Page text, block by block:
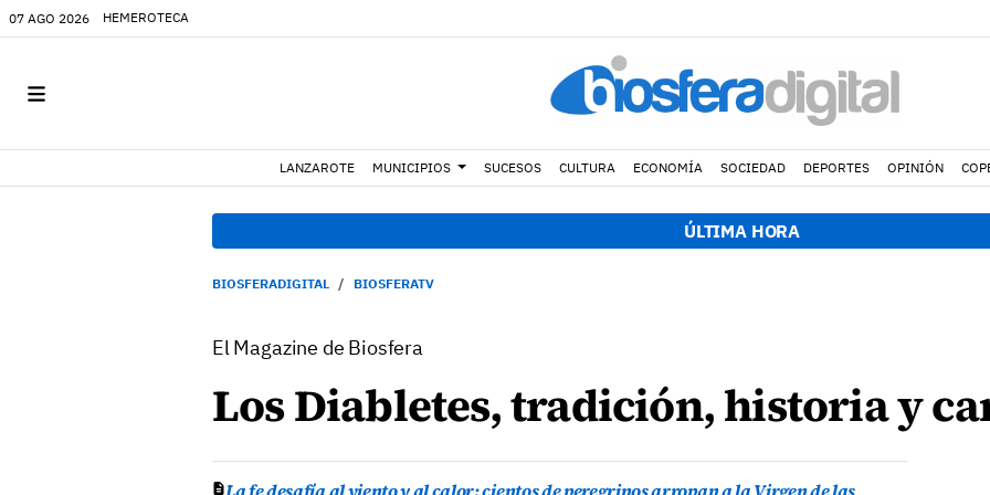
07 AGO 2026 HEMEROTECA
LANZAROTE MUNICIPIOS SUCESOS CULTURA ECONOMÍA SOCIEDAD DEPORTES OPINIÓN
ÚLTIMA HORA
BIOSFERADIGITAL BIOSFERATV
El Magazine de Biosfera
Los Diabletes, tradición, historia y